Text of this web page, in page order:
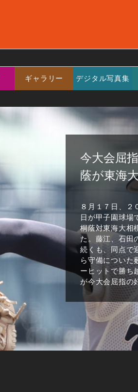
ギャラリー デジタル写真集
今大会屈
蔭が東海
８月１７日、２
日が甲子園球場
桐蔭対東海大相
た。藤江、石田
続くも、同点で
ら守備についた
ーヒットで勝ち
が今大会屈指の